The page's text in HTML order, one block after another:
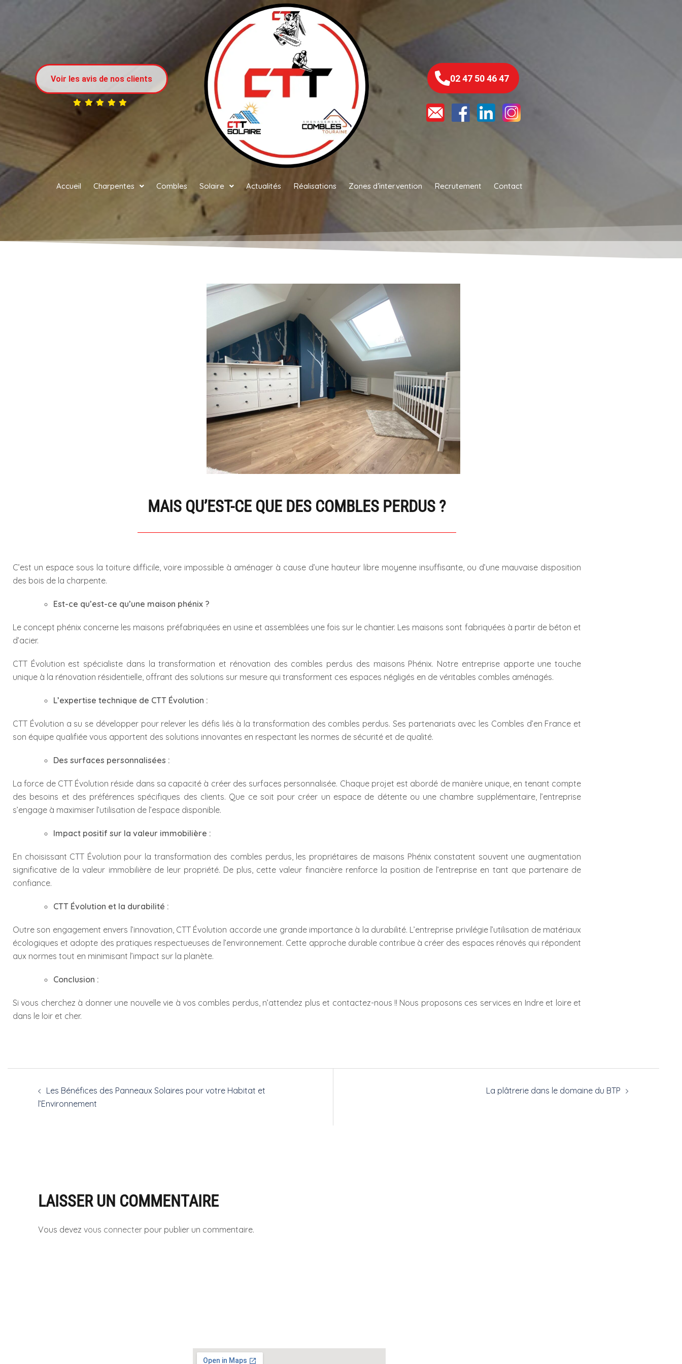
Voir les avis de nos clients 02 47 50 46 47
Accueil Charpentes Combles Solaire Actualités Réalisations Zones d’intervention Recrutement Contact
MAIS QU’EST-CE QUE DES COMBLES PERDUS ?
C’est un espace sous la toiture difficile, voire impossible à aménager à cause d’une hauteur libre moyenne insuffisante, ou d’une mauvaise disposition
des bois de la charpente.
Est-ce qu’est-ce qu’une maison phénix ?
Le concept phénix concerne les maisons préfabriquées en usine et assemblées une fois sur le chantier. Les maisons sont fabriquées à partir de béton et
d’acier.
CTT Évolution est spécialiste dans la transformation et rénovation des combles perdus des maisons Phénix. Notre entreprise apporte une touche
unique à la rénovation résidentielle, offrant des solutions sur mesure qui transforment ces espaces négligés en de véritables combles aménagés.
L’expertise technique de CTT Évolution :
CTT Évolution a su se développer pour relever les défis liés à la transformation des combles perdus. Ses partenariats avec les Combles d’en France et
son équipe qualifiée vous apportent des solutions innovantes en respectant les normes de sécurité et de qualité.
Des surfaces personnalisées :
La force de CTT Évolution réside dans sa capacité à créer des surfaces personnalisée. Chaque projet est abordé de manière unique, en tenant compte
des besoins et des préférences spécifiques des clients. Que ce soit pour créer un espace de détente ou une chambre supplémentaire, l’entreprise
s’engage à maximiser l’utilisation de l’espace disponible.
Impact positif sur la valeur immobilière :
En choisissant CTT Évolution pour la transformation des combles perdus, les propriétaires de maisons Phénix constatent souvent une augmentation
significative de la valeur immobilière de leur propriété. De plus, cette valeur financière renforce la position de l’entreprise en tant que partenaire de
confiance.
CTT Évolution et la durabilité :
Outre son engagement envers l’innovation, CTT Évolution accorde une grande importance à la durabilité. L’entreprise privilégie l’utilisation de matériaux
écologiques et adopte des pratiques respectueuses de l’environnement. Cette approche durable contribue à créer des espaces rénovés qui répondent
aux normes tout en minimisant l’impact sur la planète.
Conclusion :
Si vous cherchez à donner une nouvelle vie à vos combles perdus, n’attendez plus et contactez-nous !! Nous proposons ces services en Indre et loire et
dans le loir et cher.
Les Bénéfices des Panneaux Solaires pour votre Habitat et
l’Environnement
La plâtrerie dans le domaine du BTP
LAISSER UN COMMENTAIRE
Vous devez vous connecter pour publier un commentaire.